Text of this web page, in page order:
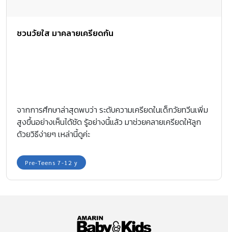
ชวนวัยใส มาคลายเครียดกัน
จากการศึกษาล่าสุดพบว่า ระดับความเครียดในเด็กวัยทวีนเพิ่ม
สูงขึ้นอย่างเห็นได้ชัด รู้อย่างนี้แล้ว มาช่วยคลายเครียดให้ลูก
ด้วยวิธีง่ายๆ เหล่านี้ดูค่ะ
Pre-Teens 7-12 y